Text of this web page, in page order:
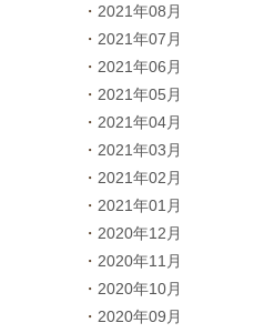
2021年08月
2021年07月
2021年06月
2021年05月
2021年04月
2021年03月
2021年02月
2021年01月
2020年12月
2020年11月
2020年10月
2020年09月